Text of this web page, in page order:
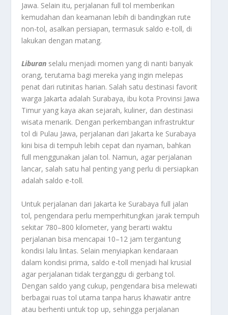
Jawa. Selain itu, perjalanan full tol memberikan
kemudahan dan keamanan lebih di bandingkan rute
non-tol, asalkan persiapan, termasuk saldo e-toll, di
lakukan dengan matang.
Liburan selalu menjadi momen yang di nanti banyak
orang, terutama bagi mereka yang ingin melepas
penat dari rutinitas harian. Salah satu destinasi favorit
warga Jakarta adalah Surabaya, ibu kota Provinsi Jawa
Timur yang kaya akan sejarah, kuliner, dan destinasi
wisata menarik. Dengan perkembangan infrastruktur
tol di Pulau Jawa, perjalanan dari Jakarta ke Surabaya
kini bisa di tempuh lebih cepat dan nyaman, bahkan
full menggunakan jalan tol. Namun, agar perjalanan
lancar, salah satu hal penting yang perlu di persiapkan
adalah saldo e-toll.
Untuk perjalanan dari Jakarta ke Surabaya full jalan
tol, pengendara perlu memperhitungkan jarak tempuh
sekitar 780–800 kilometer, yang berarti waktu
perjalanan bisa mencapai 10–12 jam tergantung
kondisi lalu lintas. Selain menyiapkan kendaraan
dalam kondisi prima, saldo e-toll menjadi hal krusial
agar perjalanan tidak terganggu di gerbang tol.
Dengan saldo yang cukup, pengendara bisa melewati
berbagai ruas tol utama tanpa harus khawatir antre
atau berhenti untuk top up, sehingga perjalanan